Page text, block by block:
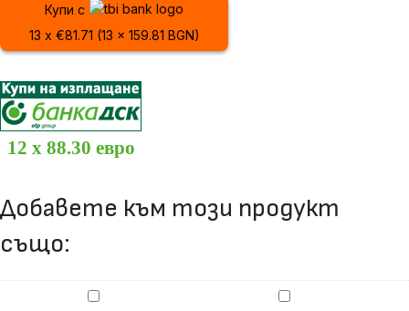
Купи с
13 x €81.71 (13 x 159.81 BGN)
12 x 88.30 евро
Добавете към този продукт
също:
Комплект
Комплект